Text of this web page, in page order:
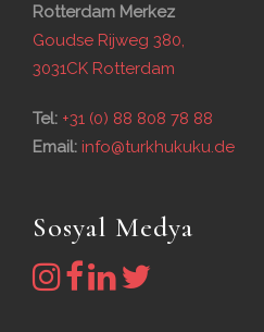
Rotterdam Merkez
Goudse Rijweg 380,
3031CK Rotterdam
Tel: +31 (0) 88 808 78 88
Email: info@turkhukuku.de
Sosyal Medya